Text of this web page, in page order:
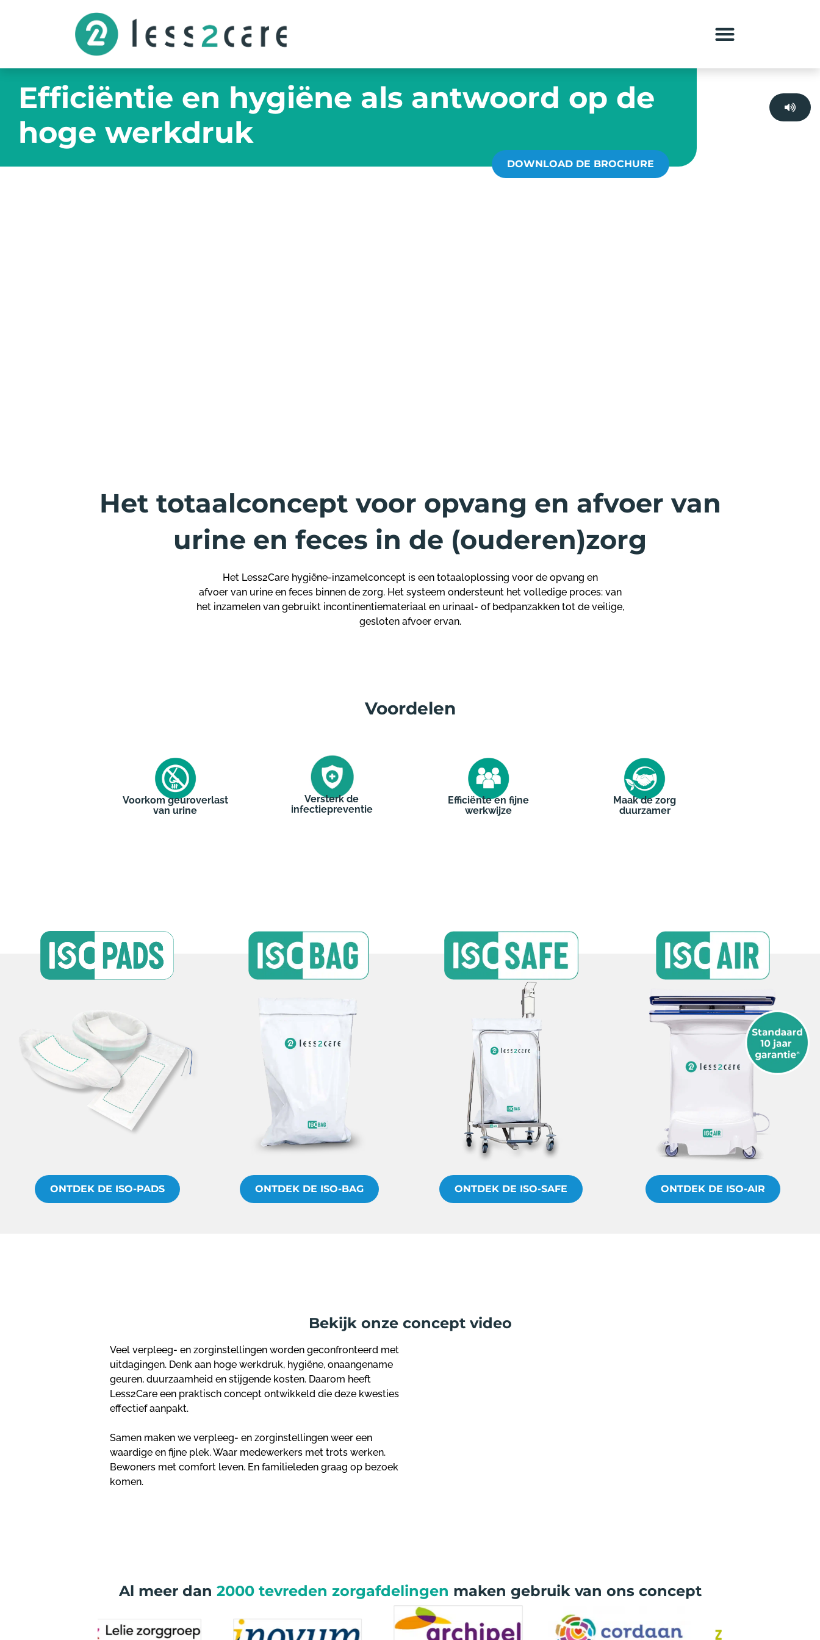
Efficiëntie en hygiëne als antwoord op de
hoge werkdruk
DOWNLOAD DE BROCHURE
Het totaalconcept voor opvang en afvoer van
urine en feces in de (ouderen)zorg
Het Less2Care hygiëne-inzamelconcept is een totaaloplossing voor de opvang en
afvoer van urine en feces binnen de zorg. Het systeem ondersteunt het volledige proces: van
het inzamelen van gebruikt incontinentiemateriaal en urinaal- of bedpanzakken tot de veilige,
gesloten afvoer ervan.
Voordelen
Voorkom geuroverlast
van urine
Versterk de
infectiepreventie
Efficiënte en fijne
werkwijze
Maak de zorg
duurzamer
ONTDEK DE ISO-PADS ONTDEK DE ISO-BAG ONTDEK DE ISO-SAFE ONTDEK DE ISO-AIR
Bekijk onze concept video
Veel verpleeg- en zorginstellingen worden geconfronteerd met
uitdagingen. Denk aan hoge werkdruk, hygiëne, onaangename
geuren, duurzaamheid en stijgende kosten. Daarom heeft
Less2Care een praktisch concept ontwikkeld die deze kwesties
effectief aanpakt.
Samen maken we verpleeg- en zorginstellingen weer een
waardige en fijne plek. Waar medewerkers met trots werken.
Bewoners met comfort leven. En familieleden graag op bezoek
komen.
Al meer dan 2000 tevreden zorgafdelingen maken gebruik van ons concept